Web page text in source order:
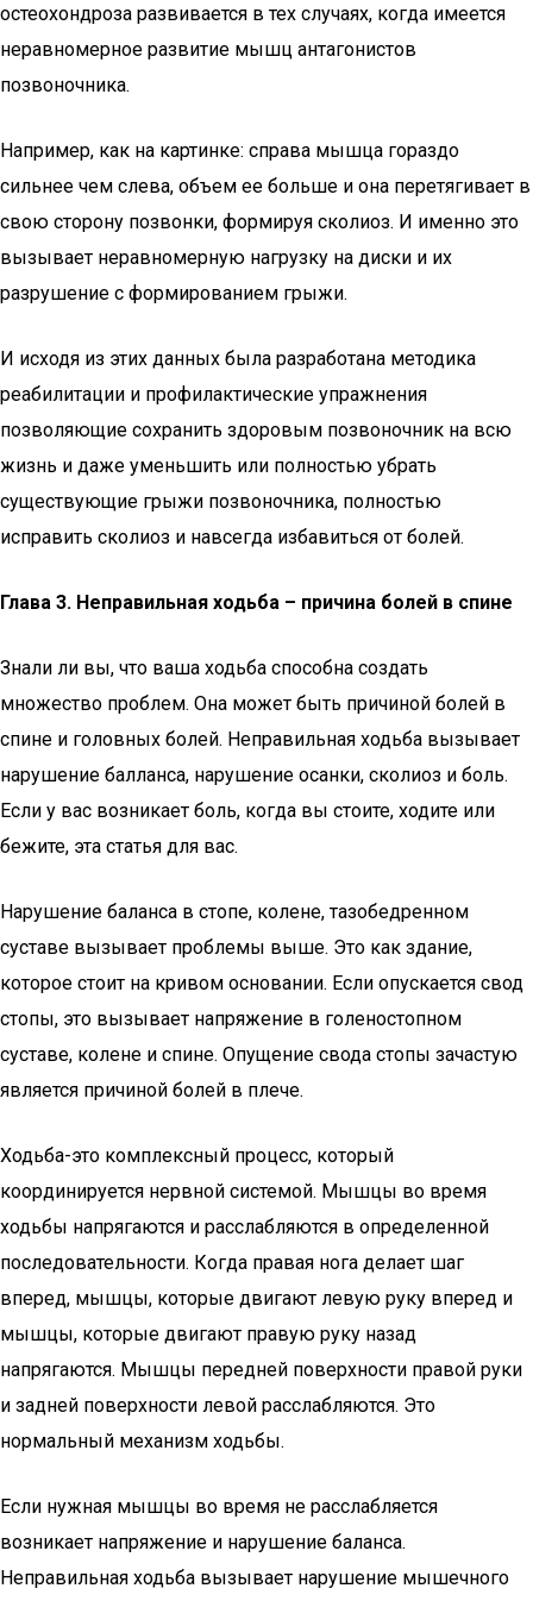
остеохондроза развивается в тех случаях, когда имеется
неравномерное развитие мышц антагонистов
позвоночника.
Например, как на картинке: справа мышца гораздо
сильнее чем слева, объем ее больше и она перетягивает в
свою сторону позвонки, формируя сколиоз. И именно это
вызывает неравномерную нагрузку на диски и их
разрушение с формированием грыжи.
И исходя из этих данных была разработана методика
реабилитации и профилактические упражнения
позволяющие сохранить здоровым позвоночник на всю
жизнь и даже уменьшить или полностью убрать
существующие грыжи позвоночника, полностью
исправить сколиоз и навсегда избавиться от болей.
Глава 3. Неправильная ходьба – причина болей в спине
Знали ли вы, что ваша ходьба способна создать
множество проблем. Она может быть причиной болей в
спине и головных болей. Неправильная ходьба вызывает
нарушение балланса, нарушение осанки, сколиоз и боль.
Если у вас возникает боль, когда вы стоите, ходите или
бежите, эта статья для вас.
Нарушение баланса в стопе, колене, тазобедренном
суставе вызывает проблемы выше. Это как здание,
которое стоит на кривом основании. Если опускается свод
стопы, это вызывает напряжение в голеностопном
суставе, колене и спине. Опущение свода стопы зачастую
является причиной болей в плече.
Ходьба-это комплексный процесс, который
координируется нервной системой. Мышцы во время
ходьбы напрягаются и расслабляются в определенной
последовательности. Когда правая нога делает шаг
вперед, мышцы, которые двигают левую руку вперед и
мышцы, которые двигают правую руку назад
напрягаются. Мышцы передней поверхности правой руки
и задней поверхности левой расслабляются. Это
нормальный механизм ходьбы.
Если нужная мышцы во время не расслабляется
возникает напряжение и нарушение баланса.
Неправильная ходьба вызывает нарушение мышечного